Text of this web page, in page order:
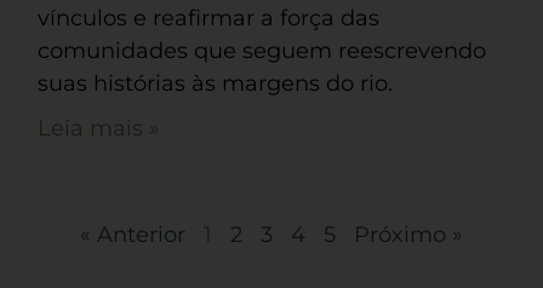
vínculos e reafirmar a força das
comunidades que seguem reescrevendo
suas histórias às margens do rio.
Leia mais »
« Anterior 1 2 3 4 5 Próximo »